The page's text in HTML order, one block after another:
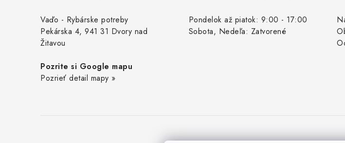
Vaďo - Rybárske potreby
Pekárska 4, 941 31 Dvory nad
Žitavou
Pozrite si Google mapu
Pozrieť detail mapy »
Pondelok až piatok: 9:00 - 17:00
Sobota, Nedeľa: Zatvorené